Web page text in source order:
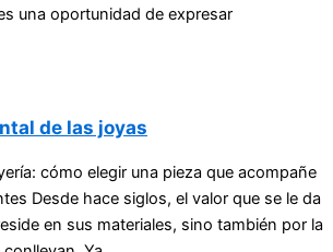
una oportunidad de expresar
de las joyas
cómo elegir una pieza que acompañe
Desde hace siglos, el valor que se le da
en sus materiales, sino también por la